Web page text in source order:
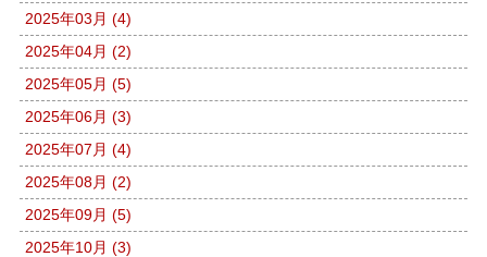
2025年03月 (4)
2025年04月 (2)
2025年05月 (5)
2025年06月 (3)
2025年07月 (4)
2025年08月 (2)
2025年09月 (5)
2025年10月 (3)